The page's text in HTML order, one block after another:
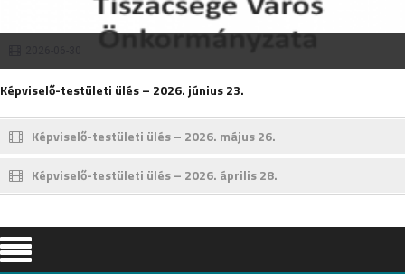
Képviselő-testületi ülés – 2026. június 23.
Képviselő-testületi ülés – 2026. május 26.
Képviselő-testületi ülés – 2026. április 28.